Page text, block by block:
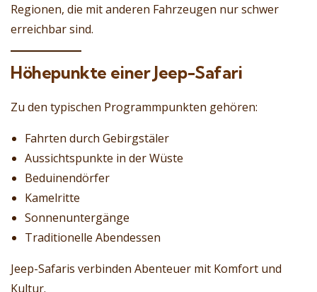
Regionen, die mit anderen Fahrzeugen nur schwer
erreichbar sind.
Höhepunkte einer Jeep-Safari
Zu den typischen Programmpunkten gehören:
Fahrten durch Gebirgstäler
Aussichtspunkte in der Wüste
Beduinendörfer
Kamelritte
Sonnenuntergänge
Traditionelle Abendessen
Jeep-Safaris verbinden Abenteuer mit Komfort und
Kultur.